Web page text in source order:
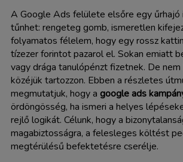
A Google Ads felülete elsőre egy űrhajó
tűnhet: rengeteg gomb, ismeretlen
folyamatos félelem, hogy egy rossz
tízezer forintot pazarol el. Sokan emiatt
vagy drága tanulópénzt fizetnek. De nem
közéjük tartozzon. Ebben a részletes
megmutatjuk, hogy a google ads
ördöngösség, ha ismeri a helyes
rejlő logikát. Célunk, hogy a
magabiztosságra, a felesleges költést
megtérülésű befektetésre cserélje.